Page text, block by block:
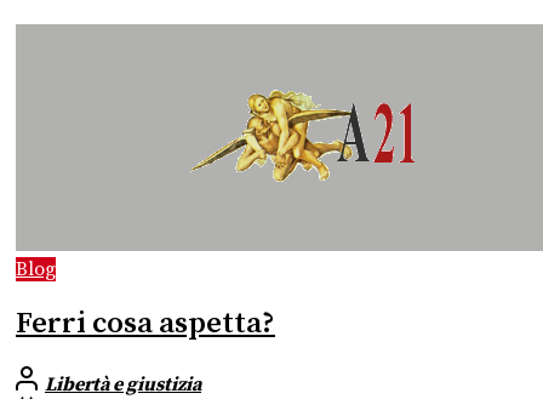
Blog
Ferri cosa aspetta?
Libertà e giustizia